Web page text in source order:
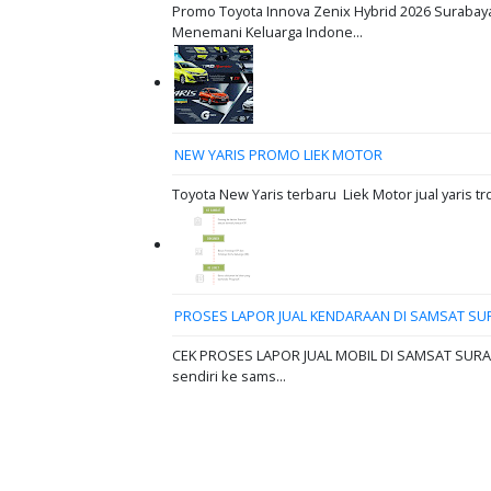
Promo Toyota Innova Zenix Hybrid 2026
Menemani Keluarga Indone...
NEW YARIS PROMO LIEK MOTOR
Toyota New Yaris terbaru Liek Motor jual yaris
PROSES LAPOR JUAL KENDARAAN DI SAMSAT
CEK PROSES LAPOR JUAL MOBIL DI SAMSAT
sendiri ke sams...